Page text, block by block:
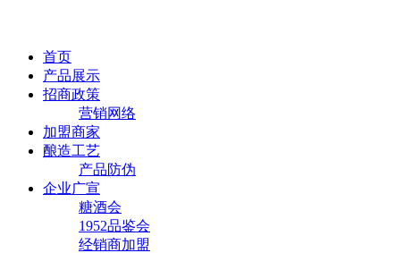
首页
产品展示
招商政策
营销网络
加盟商家
酿造工艺
产品防伪
企业广宣
糖酒会
1952品鉴会
经销商加盟